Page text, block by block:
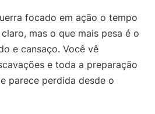
focado em ação o tempo
mas o que mais pesa é o
e cansaço. Você vê
e toda a preparação
parece perdida desde o